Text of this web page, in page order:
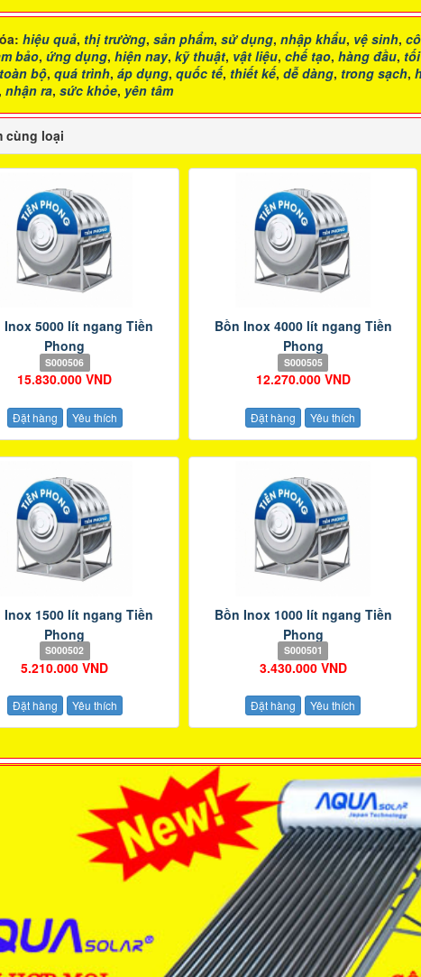
hiệu quả, thị trường, sản phẩm, sử dụng, nhập khẩu, vệ sinh,
bảo, ứng dụng, hiện nay, kỹ thuật, vật liệu, chế tạo, hàng đầu,
bộ, quá trình, áp dụng, quốc tế, thiết kế, dễ dàng, trong sạch,
nhận ra, sức khỏe, yên tâm
cùng loại
Inox 5000 lít ngang Tiền
Phong
S000506
15.830.000 VND
Đặt hàng Yêu thích
Bồn Inox 4000 lít ngang Tiền
Phong
S000505
12.270.000 VND
Đặt hàng Yêu thích
Inox 1500 lít ngang Tiền
Phong
S000502
5.210.000 VND
Đặt hàng Yêu thích
Bồn Inox 1000 lít ngang Tiền
Phong
S000501
3.430.000 VND
Đặt hàng Yêu thích